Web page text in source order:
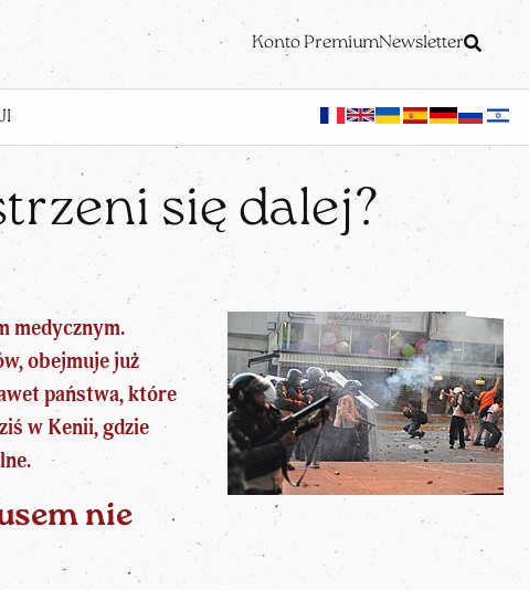
Konto PremiumNewsletter
się dalej?
medycznym.
obejmuje już
państwa, które
w Kenii, gdzie
nie